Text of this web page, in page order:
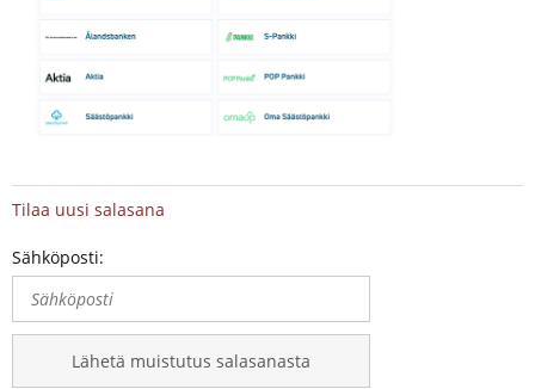
Tilaa uusi salasana
Sähköposti:
Lähetä muistutus salasanasta